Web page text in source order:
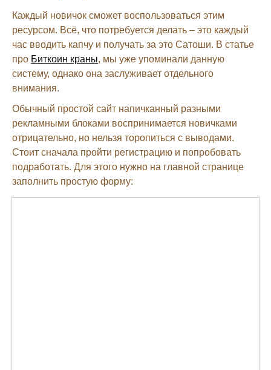
Каждый новичок сможет воспользоваться этим
ресурсом. Всё, что потребуется делать – это каждый
час вводить капчу и получать за это Сатоши. В статье
про Биткоин краны, мы уже упоминали данную
систему, однако она заслуживает отдельного
внимания.
Обычный простой сайт напичканный разными
рекламными блоками воспринимается новичками
отрицательно, но нельзя торопиться с выводами.
Стоит сначала пройти регистрацию и попробовать
подработать. Для этого нужно на главной странице
заполнить простую форму: